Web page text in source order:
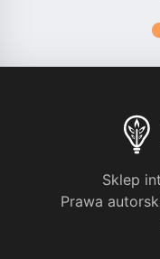
Sklep
Prawa